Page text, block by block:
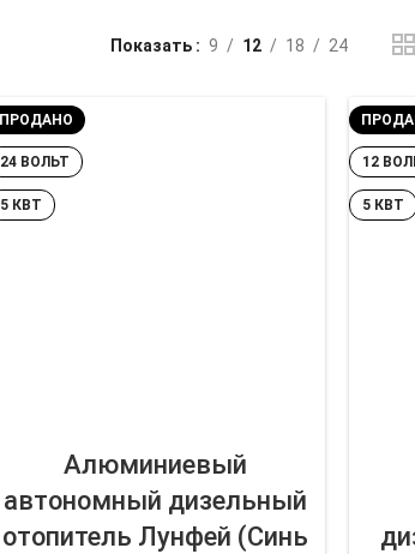
Показать 9 12 18 24
ПРОДАНО
24 ВОЛЬТ
5 КВТ
Алюминиевый
автономный дизельный
отопитель Лунфей (Синь
12
5 КВТ